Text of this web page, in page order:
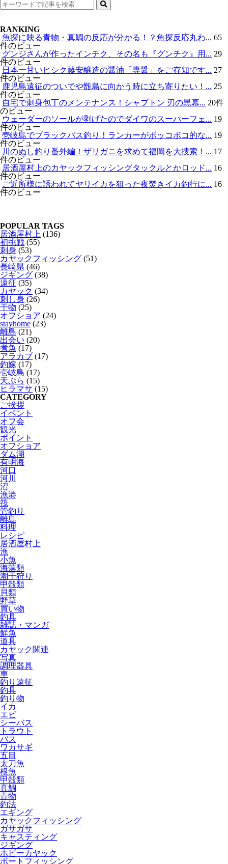
検
索
RANKING
魚探に映る青物・真鯛の反応が分かる！？魚探反応丸わ... 65
件のビュー
グンジさんが作ったインチク、その名も『グンチク』用... 29
件のビュー
日本一甘いヒシク藤安醸造の醤油「専醤」をご存知です... 27
件のビュー
鹿児島遠征のついでや甑島に向かう時に立ち寄りたい！... 25
件のビュー
自宅で刺身包丁のメンテナンス！シャプトン 刃の黒幕... 20件
のビュー
ウェーダーのソールが剥げたのでダイワのスーパーフェ... 19
件のビュー
壱岐島でブラックバス釣り！ランカーがボッコボコ的な... 19
件のビュー
川のぬし釣り番外編！ザリガニを求めて福岡を大捜索！... 17
件のビュー
居酒屋村上のカヤックフィッシングタックルとかロッド... 16
件のビュー
ご近所様に誘われてヤリイカを狙った夜焚きイカ釣行に... 16
件のビュー
POPULAR TAGS
居酒屋村上 (136)
初挑戦 (55)
刺身 (53)
カヤックフィッシング (51)
長崎県 (46)
ジギング (38)
遠征 (35)
カヤック (34)
刺し身 (26)
干物 (25)
オフショア (24)
stayhome (23)
離島 (21)
出会い (20)
煮魚 (17)
アラカブ (17)
釣嫁 (17)
壱岐島 (17)
天ぷら (15)
ヒラマサ (15)
CATEGORY
ご挨拶
イベント
オフ会
観光
ポイント
オフショア
ダム湖
有明海
河口
河川
沼
漁港
筏
管釣り
離島
料理
レシピ
居酒屋村上
漁
小魚
海藻類
潮干狩り
甲殻類
貝類
野草
買い物
釣具
雑誌・マンガ
鮮魚
道具
カヤック関連
写真
調理器具
車
釣り遠征
釣具
釣り物
イカ
エビ
シーバス
トラウト
バス
ワカサギ
五目
太刀魚
根魚
甲殻類
真鯛
青物
釣法
エギング
カヤックフィッシング
ガサガサ
キャスティング
ジギング
ホビーカヤック
ボートフィッシング